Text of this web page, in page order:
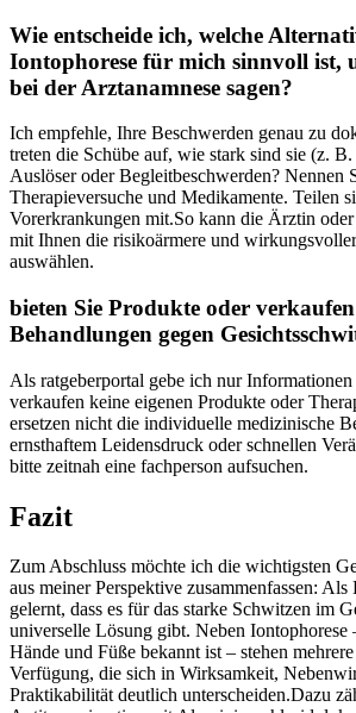
Wie entscheide ich, welche
Iontophorese für mich sinnvoll ist,
bei​ der Arztanamnese sagen?
Ich ⁤empfehle,⁤ Ihre Beschwerden genau ⁣zu
treten die ⁤Schübe auf, wie stark sind sie (z.
Auslöser oder Begleitbeschwerden? ​Nennen
Therapieversuche ‌und Medikamente. ‍Teilen
Vorerkrankungen mit.So kann die Ärztin
mit Ihnen die‍ risikoärmere und
auswählen.
bieten Sie ⁤Produkte oder
Behandlungen gegen
Als ratgeberportal gebe ich nur
verkaufen ⁤keine eigenen Produkte⁢ oder
ersetzen nicht‍ die ​individuelle ​medizinische
ernsthaftem Leidensdruck oder schnellen
bitte zeitnah⁢ eine‌ fachperson aufsuchen.
Fazit
Zum ​Abschluss möchte⁢ ich die wichtigsten
aus ​meiner‌ Perspektive‍ zusammenfassen:
gelernt, dass es für‍ das‌ starke Schwitzen im
universelle Lösung‍ gibt. Neben
Hände​ und Füße bekannt ist – stehen
Verfügung,⁣ die ‌sich in ⁤Wirksamkeit,
Praktikabilität deutlich unterscheiden.Dazu